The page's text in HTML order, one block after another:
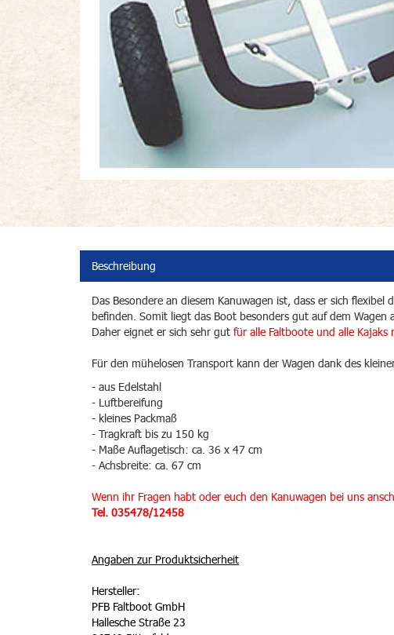
Beschreibung
Das Besondere an diesem Kanuwagen ist, dass er sich
befinden. Somit liegt das Boot besonders gut auf dem Wagen
Daher eignet er sich sehr gut für alle Faltboote und alle Kajaks
Für den mühelosen Transport kann der Wagen dank des
- aus Edelstahl
- Luftbereifung
- kleines Packmaß
- Tragkraft bis zu 150 kg
- Maße Auflagetisch: ca. 36 x 47 cm
- Achsbreite: ca. 67 cm
Wenn ihr Fragen habt oder euch den Kanuwagen bei uns
Tel. 035478/12458
Angaben zur Produktsicherheit
Hersteller:
PFB Faltboot GmbH
Hallesche Straße 23